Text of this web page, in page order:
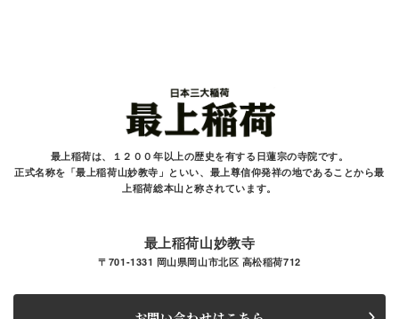
最上稲荷は、１２００年以上の歴史を有する 日蓮宗の寺院です。
正式名称を「最上稲荷山妙教寺」といい、最上尊信仰発祥の地であることから最
上稲荷総本山と称されています。
最上稲荷山妙教寺
〒701-1331 岡山県岡山市北区 高松稲荷712